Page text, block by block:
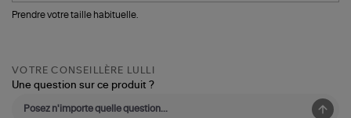
Prendre votre taille habituelle.
VOTRE CONSEILLÈRE LULLI
Une question sur ce produit ?